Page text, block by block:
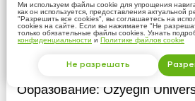
Турецкий язык
Образование: Ozyegin
Ми используем файлы cookie для упрощения
как он используется, предоставления
"Разрешить все cookies", вы соглашаетесь на
cookies на сайте. Если вы нажимаете "Не
только обязательные файлы cookies. Узнать
конфиденциальности и Политике файлов cookie
Не разрешать